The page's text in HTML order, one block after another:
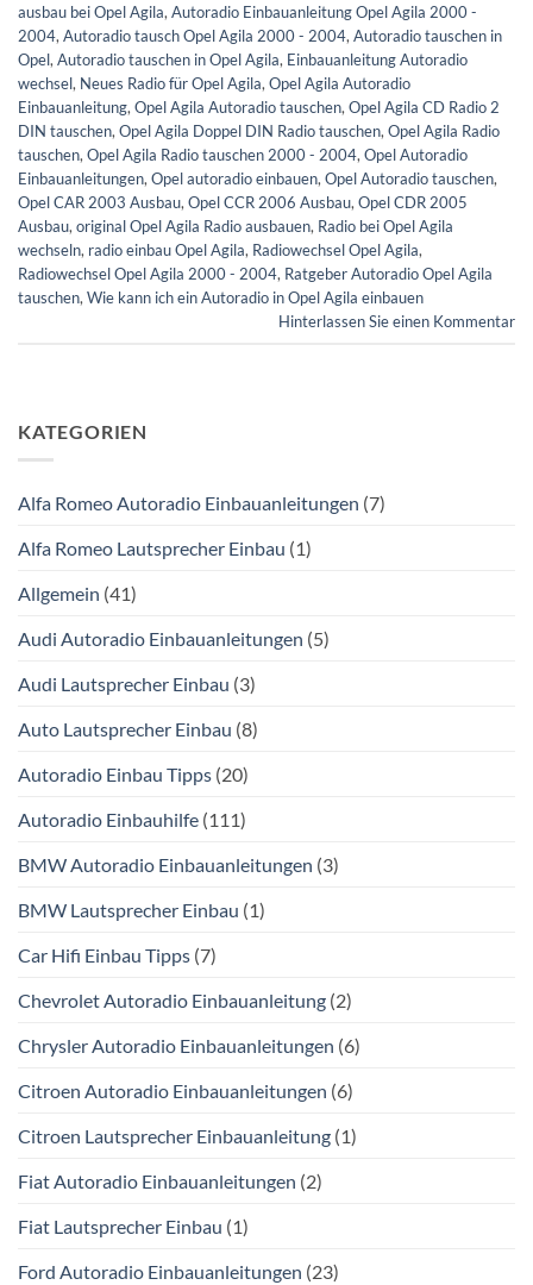
ausbau bei Opel Agila, Autoradio Einbauanleitung Opel Agila 2000 -
2004, Autoradio tausch Opel Agila 2000 - 2004, Autoradio tauschen in
Opel, Autoradio tauschen in Opel Agila, Einbauanleitung Autoradio
wechsel, Neues Radio für Opel Agila, Opel Agila Autoradio
Einbauanleitung, Opel Agila Autoradio tauschen, Opel Agila CD Radio 2
DIN tauschen, Opel Agila Doppel DIN Radio tauschen, Opel Agila Radio
tauschen, Opel Agila Radio tauschen 2000 - 2004, Opel Autoradio
Einbauanleitungen, Opel autoradio einbauen, Opel Autoradio tauschen,
Opel CAR 2003 Ausbau, Opel CCR 2006 Ausbau, Opel CDR 2005
Ausbau, original Opel Agila Radio ausbauen, Radio bei Opel Agila
wechseln, radio einbau Opel Agila, Radiowechsel Opel Agila,
Radiowechsel Opel Agila 2000 - 2004, Ratgeber Autoradio Opel Agila
tauschen, Wie kann ich ein Autoradio in Opel Agila einbauen
Hinterlassen Sie einen Kommentar
KATEGORIEN
Alfa Romeo Autoradio Einbauanleitungen (7)
Alfa Romeo Lautsprecher Einbau (1)
Allgemein (41)
Audi Autoradio Einbauanleitungen (5)
Audi Lautsprecher Einbau (3)
Auto Lautsprecher Einbau (8)
Autoradio Einbau Tipps (20)
Autoradio Einbauhilfe (111)
BMW Autoradio Einbauanleitungen (3)
BMW Lautsprecher Einbau (1)
Car Hifi Einbau Tipps (7)
Chevrolet Autoradio Einbauanleitung (2)
Chrysler Autoradio Einbauanleitungen (6)
Citroen Autoradio Einbauanleitungen (6)
Citroen Lautsprecher Einbauanleitung (1)
Fiat Autoradio Einbauanleitungen (2)
Fiat Lautsprecher Einbau (1)
Ford Autoradio Einbauanleitungen (23)